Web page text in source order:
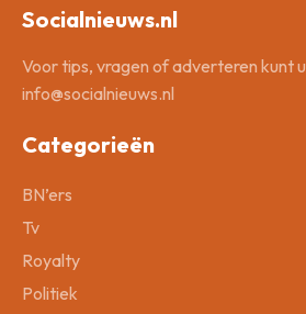
Socialnieuws.nl
Voor tips, vragen of adverteren kunt
info@socialnieuws.nl
Categorieën
BN’ers
Tv
Royalty
Politiek